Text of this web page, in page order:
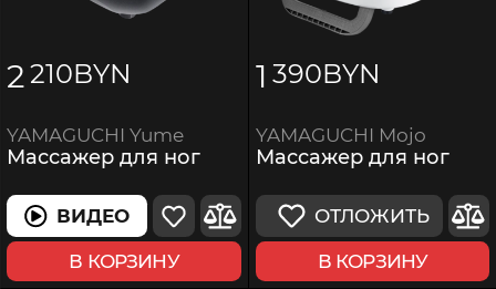
2 210BYN
YAMAGUCHI Yume
Массажер для ног
ВИДЕО
В КОРЗИНУ
1 390BYN
YAMAGUCHI Mojo
Массажер для ног
ОТЛОЖИТЬ
В КОРЗИНУ